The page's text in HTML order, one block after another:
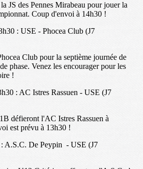
JS des Pennes Mirabeau pour jouer la
Coup d'envoi à 14h30 !
: USE - Phocea Club (J7
Club pour la septième journée de
phase. Venez les encourager pour les
!
: AC Istres Rassuen - USE (J7
défieront l'AC Istres Rassuen à
est prévu à 13h30 !
A.S.C. De Peypin - USE (J7